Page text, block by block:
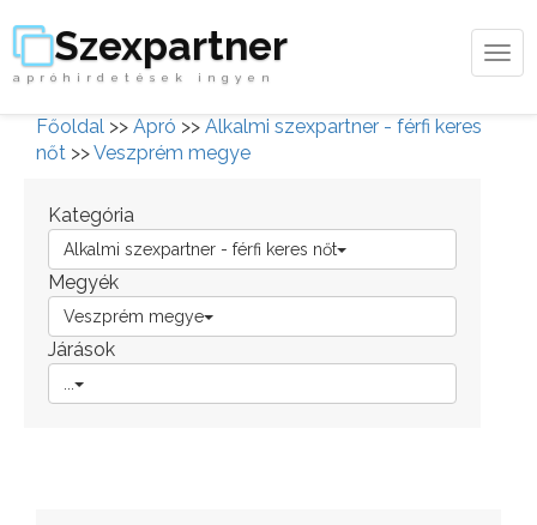
Szexpartner
apróhirdetések ingyen
Főoldal >> Apró >> Alkalmi szexpartner - férfi keres
nőt >>Veszprém megye
Kategória
Alkalmi szexpartner - férfi keres nőt
Megyék
Veszprém megye
Járások